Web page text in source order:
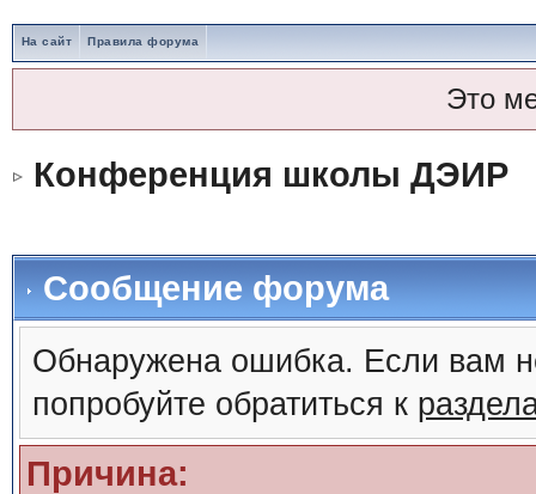
На сайт Правила форума
Это
Конференция школы ДЭИР
Сообщение форума
Обнаружена ошибка. Если вам
попробуйте обратиться к
Причина: